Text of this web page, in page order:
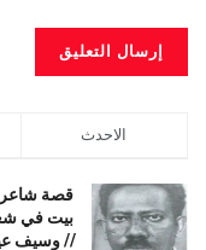
الاحدث
قصة شاعر
بيت في
// ﻭﺳﻴﻒ